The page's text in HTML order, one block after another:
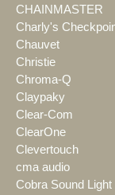
CHAINMASTER
Charly's
Chauvet
Christie
Chroma-Q
Claypaky
Clear-Com
ClearOne
Clevertouch
cma audio
Cobra Sound Light